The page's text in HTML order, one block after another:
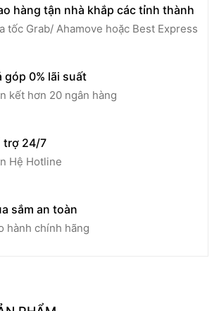
hàng tận nhà khắp các tỉnh thành
tốc Grab/ Ahamove hoặc Best Express
góp 0% lãi suất
kết hơn 20 ngân hàng
trợ 24/7
Hệ Hotline
sắm an toàn
hành chính hãng